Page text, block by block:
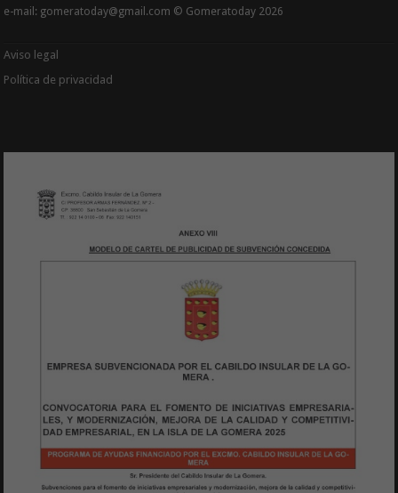
e-mail: gomeratoday@gmail.com © Gomeratoday 2026
Aviso legal
Política de privacidad